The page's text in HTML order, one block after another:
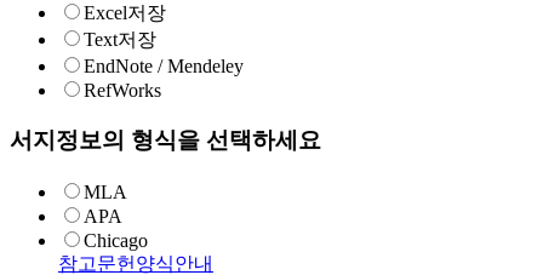
Excel저장
Text저장
EndNote / Mendeley
RefWorks
서지정보의 형식을 선택하세요
MLA
APA
Chicago
참고문헌양식안내